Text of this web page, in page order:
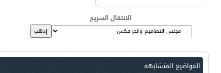
الانتقال السريع
المواضيع المتشابهه